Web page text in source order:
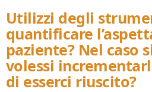
Utilizzi degli
quantificare
paziente? Nel caso
volessi
di esserci riuscito?